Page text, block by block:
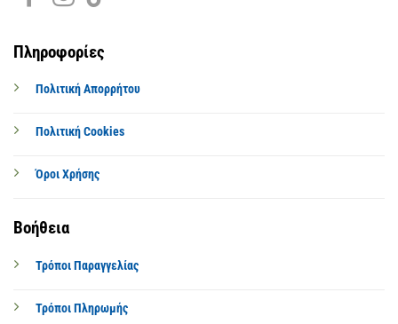
Πληροφορίες
Πολιτική Απορρήτου
Πολιτική Cookies
Όροι Χρήσης
Βοήθεια
Τρόποι Παραγγελίας
Τρόποι Πληρωμής